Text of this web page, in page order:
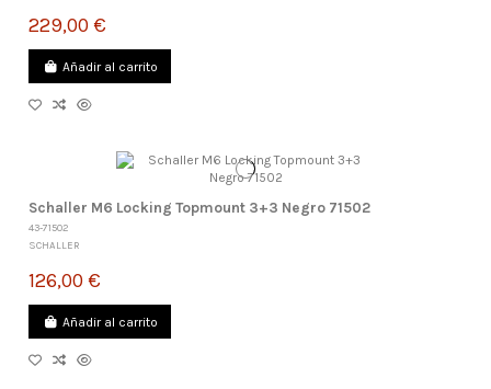
229,00 €
Añadir al carrito
Schaller M6 Locking Topmount 3+3 Negro 71502
43-71502
SCHALLER
126,00 €
Añadir al carrito